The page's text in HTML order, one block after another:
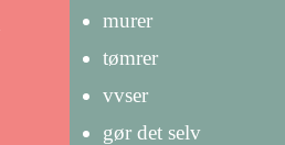
murer
tømrer
vvser
gør det selv